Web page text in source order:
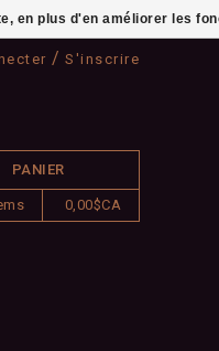
/ S'inscrire
PANIER
0,00$CA
en plus d'en améliorer les